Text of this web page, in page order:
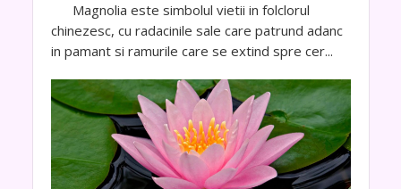
Magnolia este simbolul vietii in folclorul
chinezesc, cu radacinile sale care patrund adanc
in pamant si ramurile care se extind spre cer...